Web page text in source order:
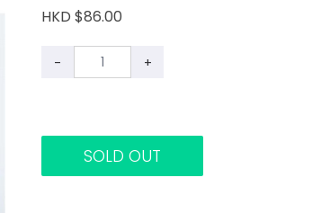
HKD $86.00
- +
SOLD OUT